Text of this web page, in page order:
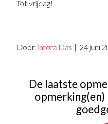
Tot vrijdag!
Door Imora Das | 24 juni
De laatste